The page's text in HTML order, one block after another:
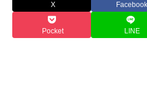
X Facebook
Pocket LINE